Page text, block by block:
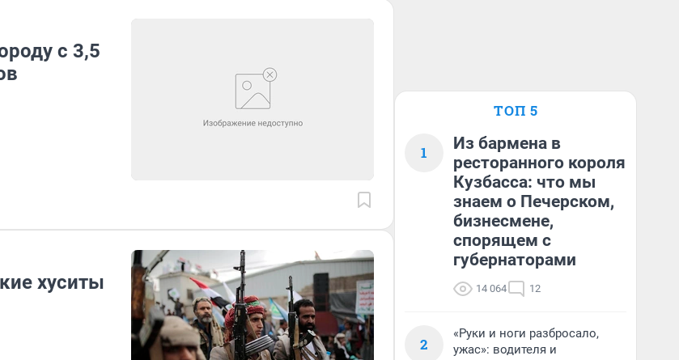
с 3,5
хуситы
ТОП 5
1
Из бармена в
ресторанного короля
Кузбасса: что мы
знаем о Печерском,
бизнесмене,
спорящем с
губернаторами
14 064 12
2
«Руки и ноги разбросало,
ужас»: водителя и